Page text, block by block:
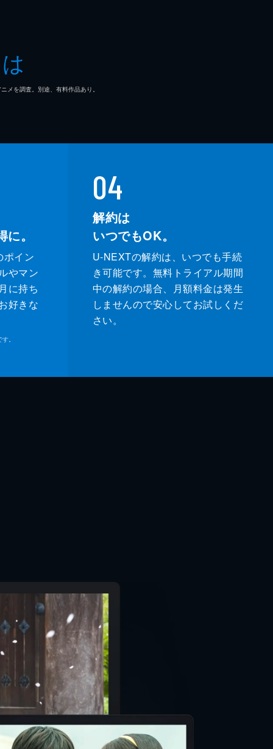
を調査。別途、有料作品あり。
。
ポイン
やマン
に持ち
好きな
。
04
解約は
いつでもOK。
U-NEXTの解約は、いつでも手続
き可能です。無料トライアル期間
中の解約の場合、月額料金は発生
しませんので安心してお試しくだ
さい。